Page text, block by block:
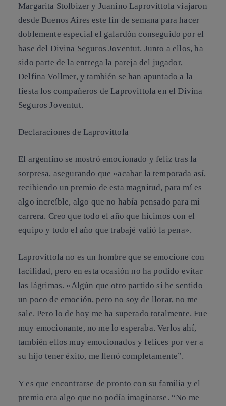
Margarita Stolbizer y Juanino Laprovittola viajaron
desde Buenos Aires este fin de semana para hacer
doblemente especial el galardón conseguido por el
base del Divina Seguros Joventut. Junto a ellos, ha
sido parte de la entrega la pareja del jugador,
Delfina Vollmer, y también se han apuntado a la
fiesta los compañeros de Laprovittola en el Divina
Seguros Joventut.
Declaraciones de Laprovittola
El argentino se mostró emocionado y feliz tras la
sorpresa, asegurando que «acabar la temporada así,
recibiendo un premio de esta magnitud, para mí es
algo increíble, algo que no había pensado para mi
carrera. Creo que todo el año que hicimos con el
equipo y todo el año que trabajé valió la pena».
Laprovittola no es un hombre que se emocione con
facilidad, pero en esta ocasión no ha podido evitar
las lágrimas. «Algún que otro partido sí he sentido
un poco de emoción, pero no soy de llorar, no me
sale. Pero lo de hoy me ha superado totalmente. Fue
muy emocionante, no me lo esperaba. Verlos ahí,
también ellos muy emocionados y felices por ver a
su hijo tener éxito, me llenó completamente”.
Y es que encontrarse de pronto con su familia y el
premio era algo que no podía imaginarse. “No me